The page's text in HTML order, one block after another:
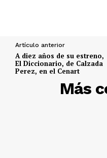
Artículo anterior
A diez años de su estreno,
El Diccionario, de Calzada
Perez, en el Cenart
Más